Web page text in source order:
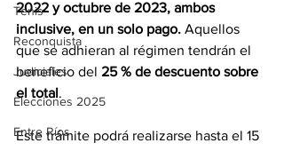
Tenis
Reconquista
Judiciales
Elecciones 2025
Entre Ríos
2022 y octubre de 2023, ambos
inclusive, en un solo pago. Aquellos
que se adhieran al régimen tendrán el
beneficio del 25 % de descuento sobre
el total.
Este trámite podrá realizarse hasta el 15